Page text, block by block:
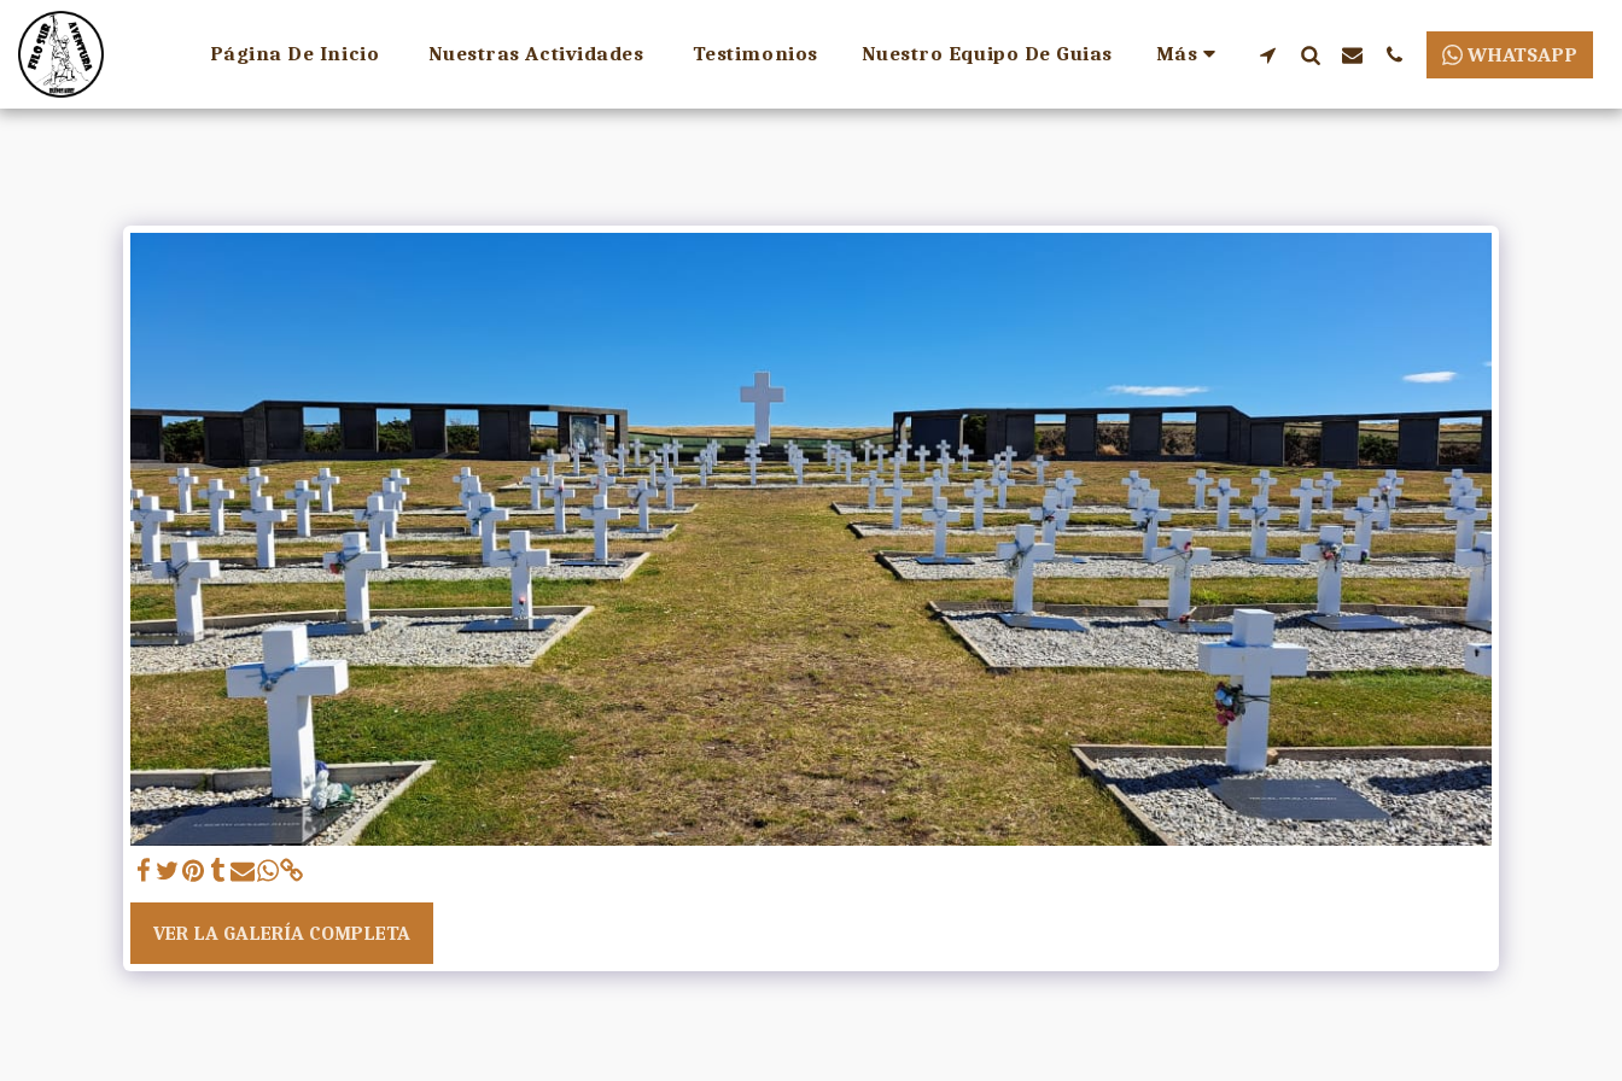
Página De Inicio Nuestras Actividades Testimonios Nuestro Equipo De Guias Más WHATSAPP
VER LA GALERÍA COMPLETA